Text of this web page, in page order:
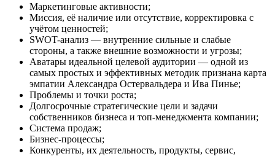
Маркетинговые активности;
Миссия, её наличие или отсутствие, корректировка с
учётом ценностей;
SWOT-анализ — внутренние сильные и слабые
стороны, а также внешние возможности и угрозы;
Аватары идеальной целевой аудитории — одной из
самых простых и эффективных методик признана карта
эмпатии Александра Остервальдера и Ива Пинье;
Проблемы и точки роста;
Долгосрочные стратегические цели и задачи
собственников бизнеса и топ-менеджмента компании;
Система продаж;
Бизнес-процессы;
Конкуренты, их деятельность, продукты, сервис,